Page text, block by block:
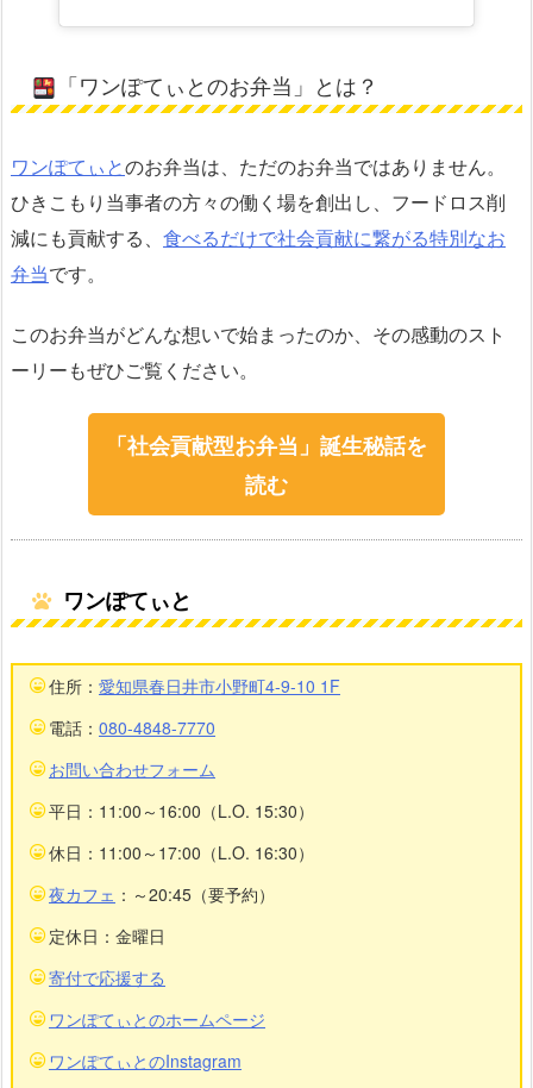
「ワンぽてぃとのお弁当」とは？
ワンぽてぃとのお弁当は、ただのお弁当ではありません。
ひきこもり当事者の方々の働く場を創出し、フードロス削
減にも貢献する、 食べるだけで社会貢献に繋がる特別なお
弁当です。
このお弁当がどんな想いで始まったのか、その感動のスト
ーリーもぜひご覧ください。
「社会貢献型お弁当」誕生秘話を
読む
ワンぽてぃと
住所： 愛知県春日井市小野町4-9-10 1F
電話： 080-4848-7770
お問い合わせフォーム
平日：11:00～16:00（L.O. 15:30）
休日：11:00～17:00（L.O. 16:30）
夜カフェ ：～20:45（要予約）
定休日：金曜日
寄付で応援する
ワンぽてぃとのホームページ
ワンぽてぃとのInstagram